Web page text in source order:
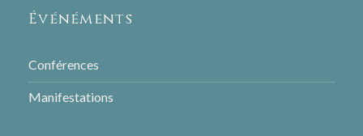
Événéments
Conférences
Manifestations